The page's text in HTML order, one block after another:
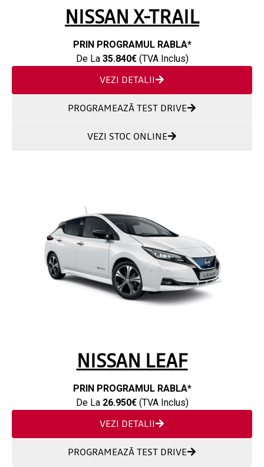
NISSAN X-TRAIL
PRIN PROGRAMUL RABLA*
De La 35.840€(TVA Inclus)
VEZI DETALII
PROGRAMEAZĂ TEST DRIVE
VEZI STOC ONLINE
NISSAN LEAF
PRIN PROGRAMUL RABLA*
De La 26.950€(TVA Inclus)
VEZI DETALII
PROGRAMEAZĂ TEST DRIVE